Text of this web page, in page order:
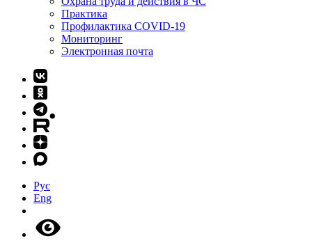
Практика
Профилактика COVID-19
Мониторинг
Электронная почта
Рус
Eng